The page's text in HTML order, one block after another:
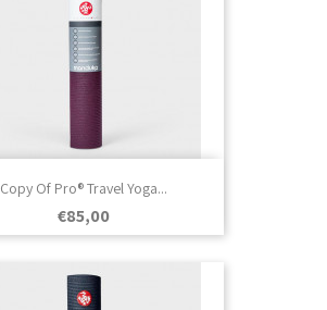
Copy Of Pro® Travel Yoga...
Prezo
€85,00